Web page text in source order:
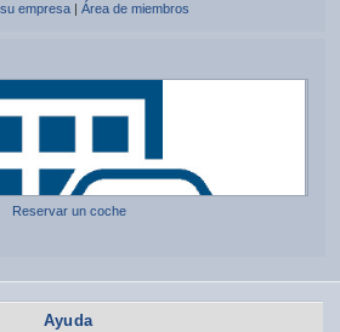
empresa| Área de miembros
Reservar un coche
Ayuda